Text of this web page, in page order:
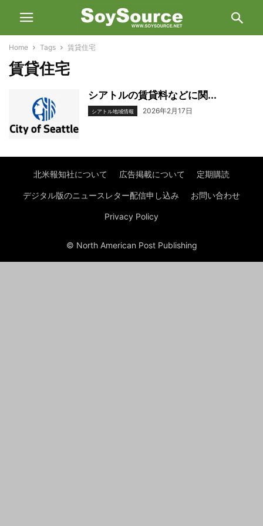
Home Tags 賃貸住宅
賃貸住宅
シアトルの賃貸料などに関...
シアトル地域情報 2026年2月17日
北米報知社について 広告掲載について 定期購読
デジタル版のニュースレター配信申し込み お問い合わせ
Privacy Policy
© North American Post Publishing